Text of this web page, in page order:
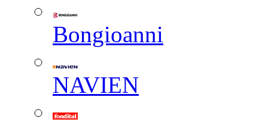
Вongioanni
NAVIEN